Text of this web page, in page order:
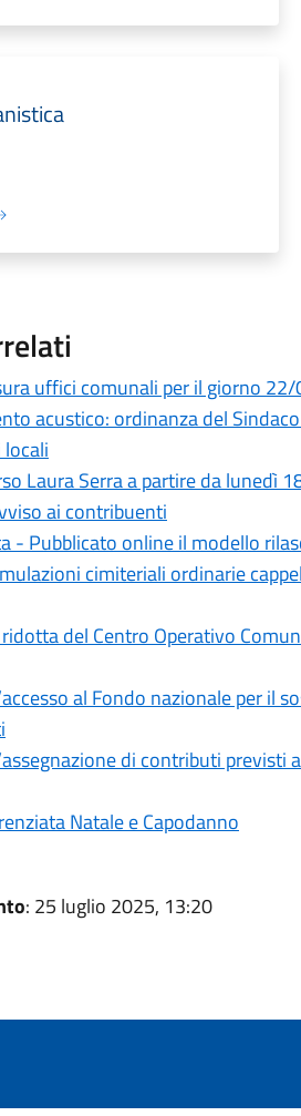
uffici comunali per il giorno
acustico: ordinanza del
locali
Laura Serra a partire da lunedì
ai contribuenti
- Pubblicato online il modello
cimiteriali ordinarie
del Centro Operativo
al Fondo nazionale per il
di contributi previsti
Natale e Capodanno
: 25 luglio 2025, 13:20